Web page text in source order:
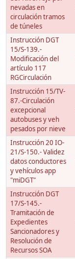
nevadas en
circulación tramos
de túneles
Instrucción DGT
15/S-139.-
Modificación del
artículo 117
RGCirculación
Instrucción 15/TV-
87.-Circulación
excepcional
autobuses y veh
pesados por nieve
Instrucción 20 IO-
21/S-150.- Validez
datos conductores
y vehículos app
"miDGT"
Instrucción DGT
17/S-145.-
Tramitación de
Expedientes
Sancionadores y
Resolución de
Recursos SOA